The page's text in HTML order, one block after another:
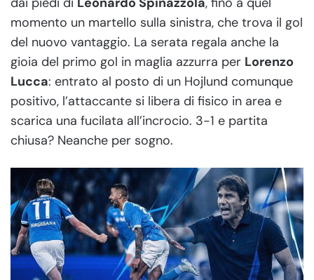
momento un martello sulla sinistra, che trova il gol
del nuovo vantaggio. La serata regala anche la
gioia del primo gol in maglia azzurra per Lorenzo
Lucca: entrato al posto di un Hojlund comunque
positivo, l’attaccante si libera di fisico in area e
scarica una fucilata all’incrocio. 3-1 e partita
chiusa? Neanche per sogno.